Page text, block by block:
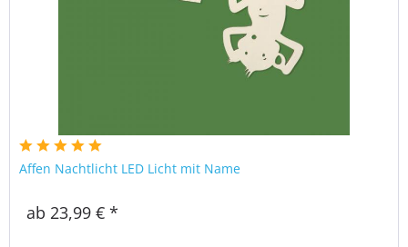
Affen Nachtlicht LED Licht mit Name
ab 23,99 € *